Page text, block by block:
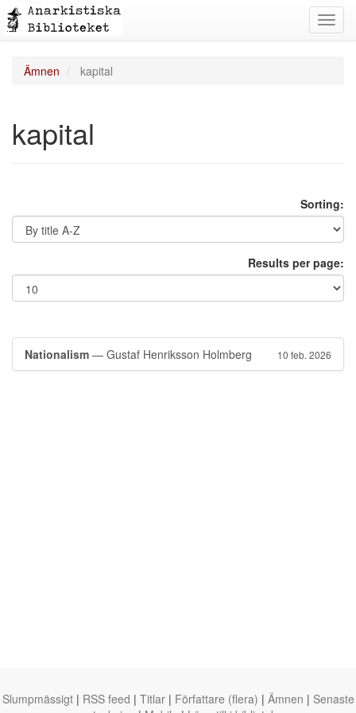
Ämnen kapital
kapital
Sorting:
Results per page:
Nationalism — Gustaf Henriksson Holmberg 10 feb. 2026
Slumpmässigt | RSS feed | Titlar | Författare (flera) | Ämnen | Senaste